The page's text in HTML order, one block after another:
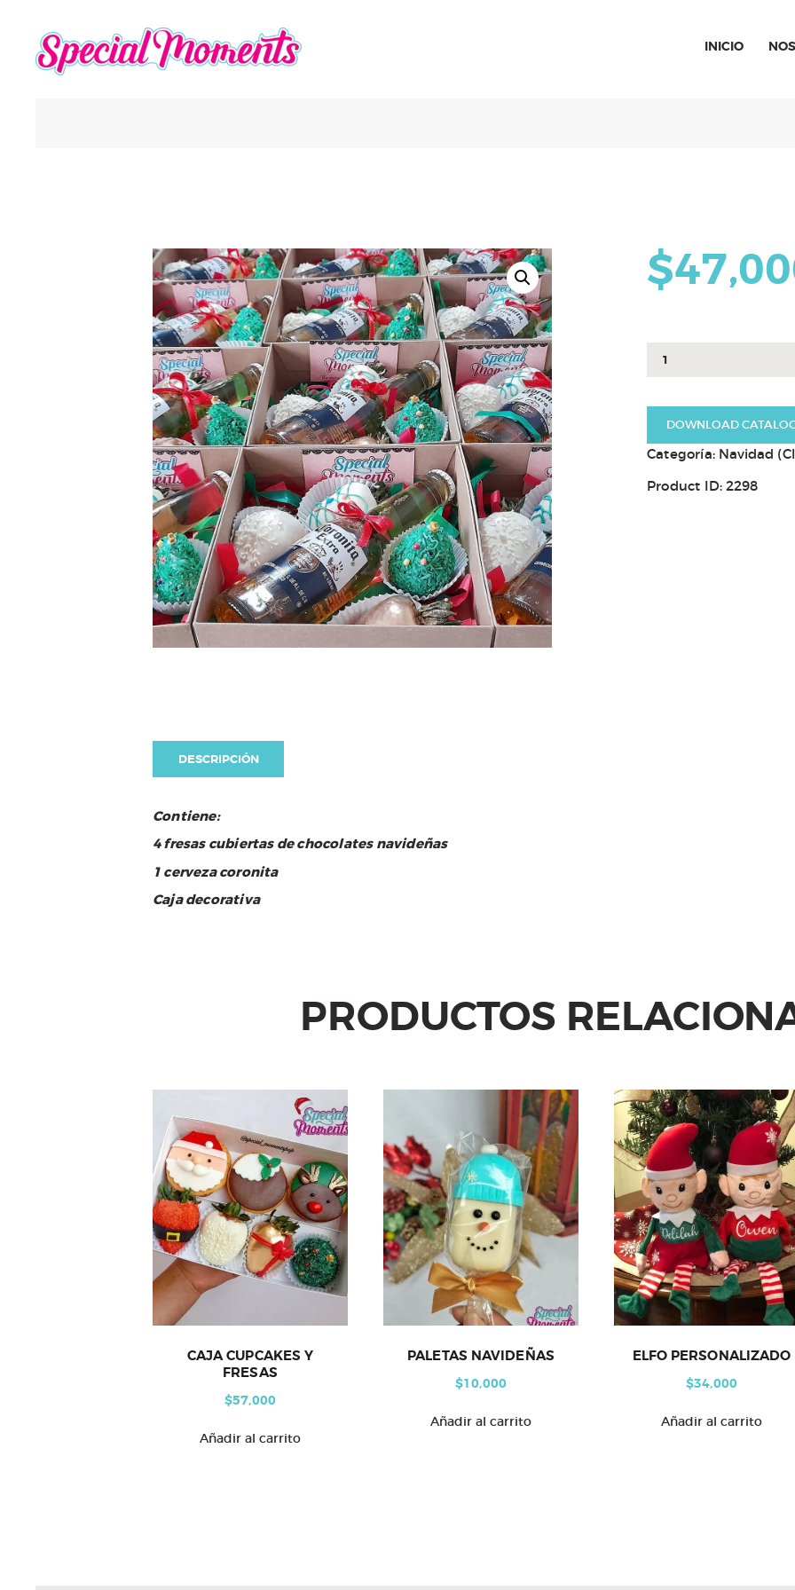
INICIO
CATÁLOGO
CURSOS
CONTACTO
$
Caja
Navideña
DOWNLOAD
Categoría: Navidad
Product ID:2298
DESCRIPCIÓN
Contiene:
4 fresas cubiertas de chocolates navideñas
1 cerveza coronita
Caja decorativa
PRODUCTOS
CAJA CUPCAKES Y
FRESAS
$57,000
Añadir al carrito
PALETAS NAVIDEÑAS
$10,000
Añadir al carrito
ELFO PERSONALIZADO
$34,000
Añadir al carrito